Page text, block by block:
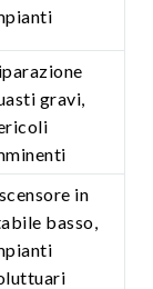
gravi,
in
basso,